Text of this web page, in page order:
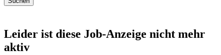
Leider ist diese Job-Anzeige nicht mehr
aktiv